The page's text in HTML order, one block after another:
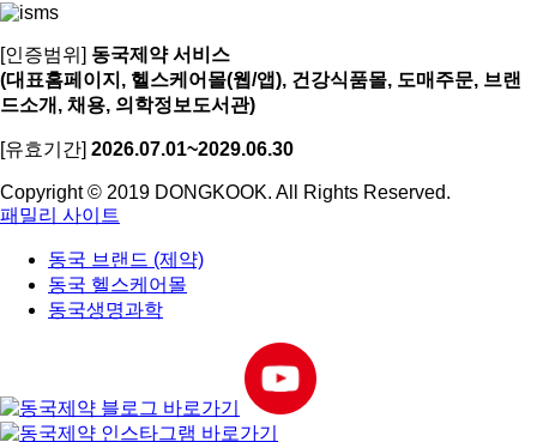
[인증범위] 동국제약 서비스
(대표홈페이지, 헬스케어몰(웹/앱), 건강식품몰, 도매주문, 브랜
드소개, 채용, 의학정보도서관)
[유효기간] 2026.07.01~2029.06.30
Copyright © 2019 DONGKOOK. All Rights Reserved.
패밀리 사이트
동국 브랜드 (제약)
동국 헬스케어몰
동국생명과학